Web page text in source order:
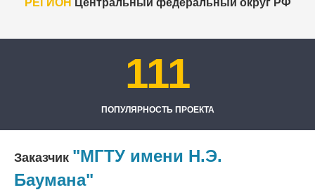
РЕГИОН Центральный федеральный округ РФ
111
ПОПУЛЯРНОСТЬ ПРОЕКТА
Заказчик "МГТУ имени Н.Э.
Баумана"